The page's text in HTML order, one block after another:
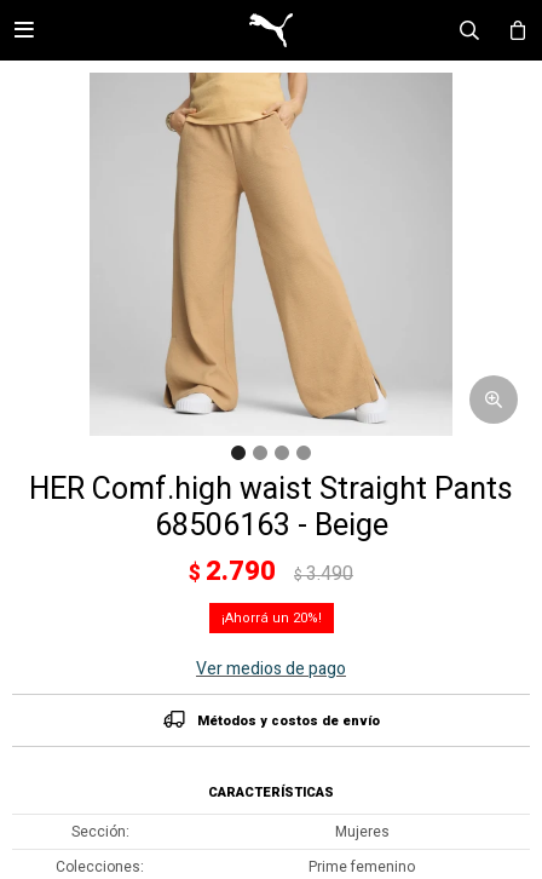

HER Comf.high waist Straight Pants
68506163 - Beige
$ 2.790 $3.490
20
Ver medios de pago
Métodos y costos de envío
CARACTERÍSTICAS
Sección
Mujeres
Colecciones
Prime femenino